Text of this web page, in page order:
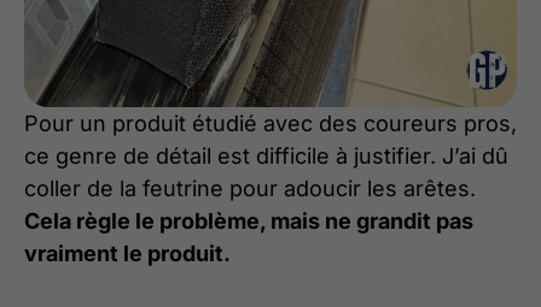
Pour un produit étudié avec des coureurs pros,
ce genre de détail est difficile à justifier. J’ai dû
coller de la feutrine pour adoucir les arêtes.
Cela règle le problème, mais ne grandit pas
vraiment le produit.